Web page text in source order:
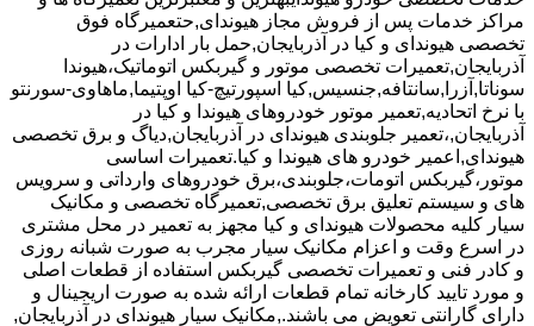
مراکز خدمات پس از فروش مجاز هیوندای,حتعمیرگاه فوق
تخصصی هیوندای و کیا در آذربایجان,حمل بار ادارات در
آذربایجان,تعمیرات تخصصی موتور و گیربکس اتوماتیک،هیوندا
سوناتا,آزرا,سانتافه,جنسیس,کیا اسپورتیچ-کیا اوپتیما‌,ماهاوی-سورنتو
با نرخ اتحادیه,تعمیر موتور خودروهای هیوندا و کیا در
آذربایجان,،تعمیر جلوبندی هیوندای در آذربایجان,دیاگ و برق تخصصی
هیوندای,اعمیر خودرو های هیوندا و کیا.تعمیرات اساسی
موتور،گیربکس اتومات،جلوبندی،برق خودروهای وارداتی و سرویس
های و سیستم تعلیق برق تخصصی,تعمیرگاه تخصصی و مکانیک
سیار کلیه محصولات هیوندای و کیا مجهز به تعمیر در محل مشتری
در اسرع وقت و اعزام مکانیک سیار مجرب به صورت شبانه روزی
و کادر فنی و تعمیرات تخصصی گیربکس استفاده از قطعات اصلی
و مورد تایید کارخانه تمام قطعات ارائه شده به صورت اریجینال و
دارای گارانتی تعویض می باشند.,مکانیک سیار هیوندای در آذربایجان,